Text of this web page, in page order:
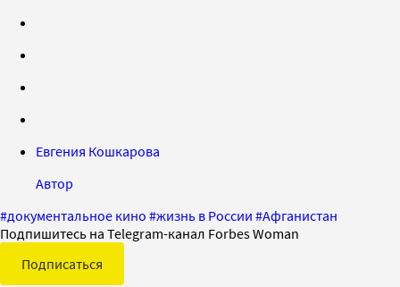
Евгения Кошкарова
Автор
#документальное кино #жизнь в России #Афганистан
Подпишитесь на Telegram-канал Forbes Woman
Подписаться